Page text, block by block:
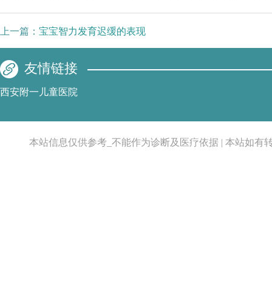
上一篇： 宝宝智力发育迟缓的表现
友情链接
西安附一儿童医院
本站信息仅供参考_不能作为诊断及医疗依据 | 本站如